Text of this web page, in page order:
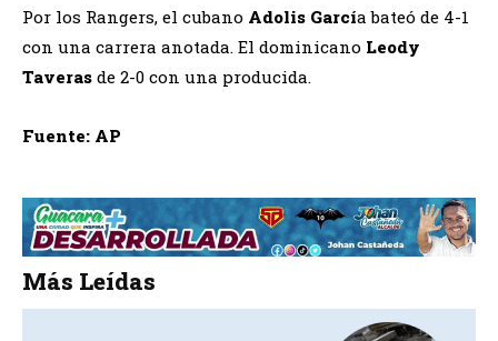
Por los Rangers, el cubano Adolis García bateó de 4-1
con una carrera anotada. El dominicano Leody
Taveras de 2-0 con una producida.
Fuente: AP
Más Leídas